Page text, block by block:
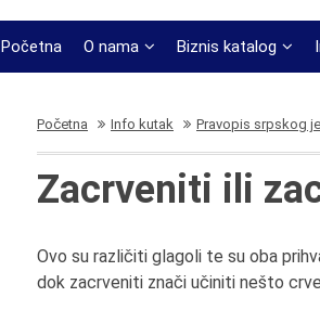
Početna O nama Biznis katalog
Početna Info kutak Pravopis srpskog
Zacrveniti ili
Ovo su različiti glagoli te su oba
dok zacrveniti znači učiniti nešto